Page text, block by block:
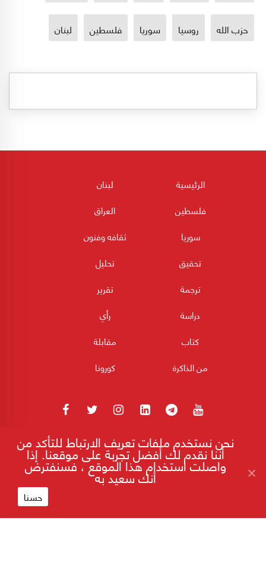
حزب الله روسيا سوريا فلسطين لبنان
الرئيسية
لبنان
فلسطين
العراق
سوريا
ثقافه وفنون
تحقيق
تحليل
ترجمة
تقرير
دراسة
رأي
كتاب
مقابلة
من الذاكرة
كورونا
180POST جميع الحقوق محفوظة 2026
نحن نستخدم ملفات تعريف الارتباط للتأكد من
أننا نقدم لك أفضل تجربة على موقعنا. إذا
واصلت استخدام هذا الموقع ، فسنفترض
أنك سعيد به
حسنا